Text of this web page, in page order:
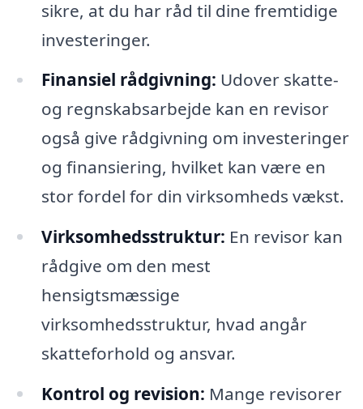
sikre, at du har råd til dine fremtidige
investeringer.
Finansiel rådgivning: Udover skatte-
og regnskabsarbejde kan en revisor
også give rådgivning om investeringer
og finansiering, hvilket kan være en
stor fordel for din virksomheds vækst.
Virksomhedsstruktur: En revisor kan
rådgive om den mest
hensigtsmæssige
virksomhedsstruktur, hvad angår
skatteforhold og ansvar.
Kontrol og revision: Mange revisorer